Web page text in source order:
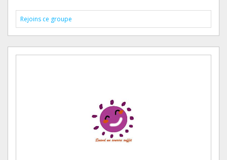
Rejoins ce groupe